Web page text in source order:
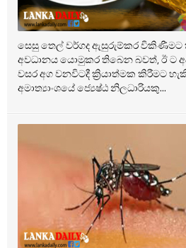
සෙසු තෙල් වර්ගද ඇසුරුම්කර විකිණීමට
අවධානය යොමුකර තිබෙන බවත්, ඊ ට
වසර අග වනවිටදී ක්‍රියාත්මක කිරීමට
අමාත්‍යාංශයේ ජ්‍යෙෂ්ඨ නිලධාරියකු...